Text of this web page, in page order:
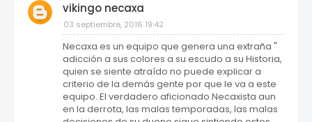
vikingo necaxa
03 septiembre, 2016 19:42
Necaxa es un equipo que genera una extraña "
adicción a sus colores a su escudo a su Historia,
quien se siente atraído no puede explicar a
criterio de la demás gente por que le va a este
equipo. El verdadero aficionado Necaxista aun
en la derrota, las malas temporadas, las malas